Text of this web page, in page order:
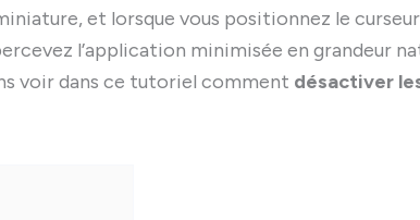
et lorsque vous positionnez le
l’application minimisée en grandeur
voir dans ce tutoriel comment désactiver